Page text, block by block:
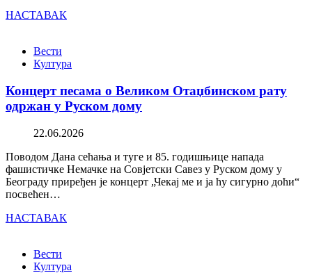
НАСТАВАК
Вести
Култура
Концерт песама о Великом Отаџбинском рату
одржан у Руском дому
22.06.2026
Поводом Дана сећања и туге и 85. годишњице напада
фашистичке Немачке на Совјетски Савез у Руском дому у
Београду приређен је концерт „Чекај ме и ја ћу сигурно доћи“
посвећен…
НАСТАВАК
Вести
Култура